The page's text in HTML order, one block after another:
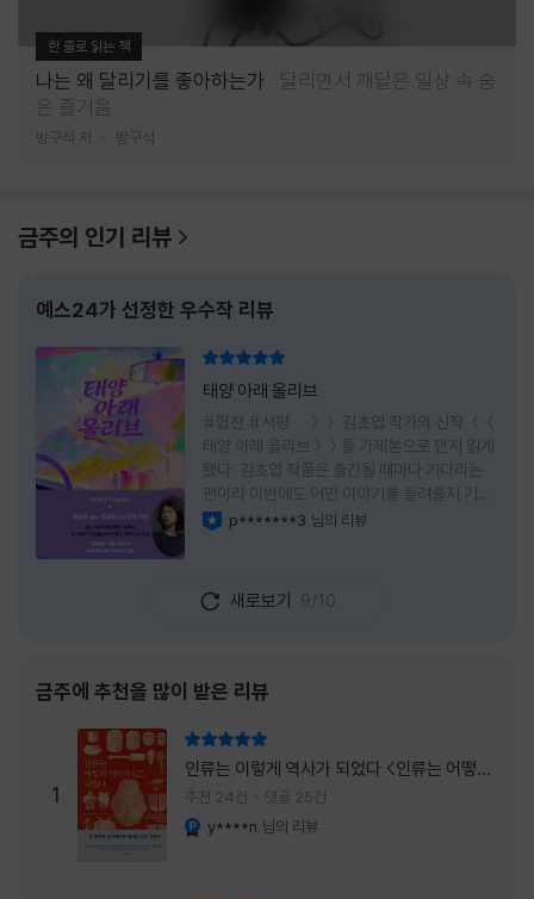
한 줄로 읽는 책
나는 왜 달리기를 좋아하는가
달리면서 깨달은 일상 속 숨
은 즐거움
방구석 저 방구석
금주의 인기 리뷰
예스24가 선정한 우수작 리뷰
태양 아래 올리브
#협찬 #서평 ＞＞ 김초엽 작가의 신작 ＜＜
태양 아래 올리브＞＞를 가제본으로 먼저 읽게
됐다. 김초엽 작품은 출간될 때마다 기다리는
편이라 이번에도 어떤 이야기를 들려줄지 기대
가 컸다. 스포일러 없이 읽는 것이 가장 재미있
그 선택이 정말 잘한 일이었다. 첫 장부터 평범
하지 않았다. 사라진 누군가에게 보내는 메일로
흔적을 따라 낯선 나라를 여행하게 된다는 설정
이 무더운 여름을 벗어나는 피서처럼 흥미롭기
만 하다. 처음에는 단순한 추적 이야기인 줄 알
았는데, 읽을수록 전혀 다른 방향으로 흘러간
다. '왜 이런 일이 벌어졌을까?', '이 사람이 정
말 믿어도
p*******3 님의 리뷰
새로보기 9/10
금주에 추천을 많이 받은 리뷰
1
인류는 이렇게 역사가 되었다 <인류는 어떻게
역사가 되었나>
추천 24건 댓글 25건
y****n 님의 리뷰